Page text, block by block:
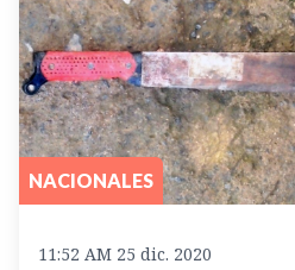
NACIONALES
11:52 AM 25 dic. 2020